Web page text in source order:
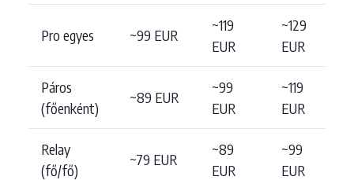
Pro egyes ~99 EUR
~119
EUR
~129
EUR
Páros
(főenként)
~89 EUR
~99
EUR
~119
EUR
Relay
(fő/fő)
~79 EUR
~89
EUR
~99
EUR